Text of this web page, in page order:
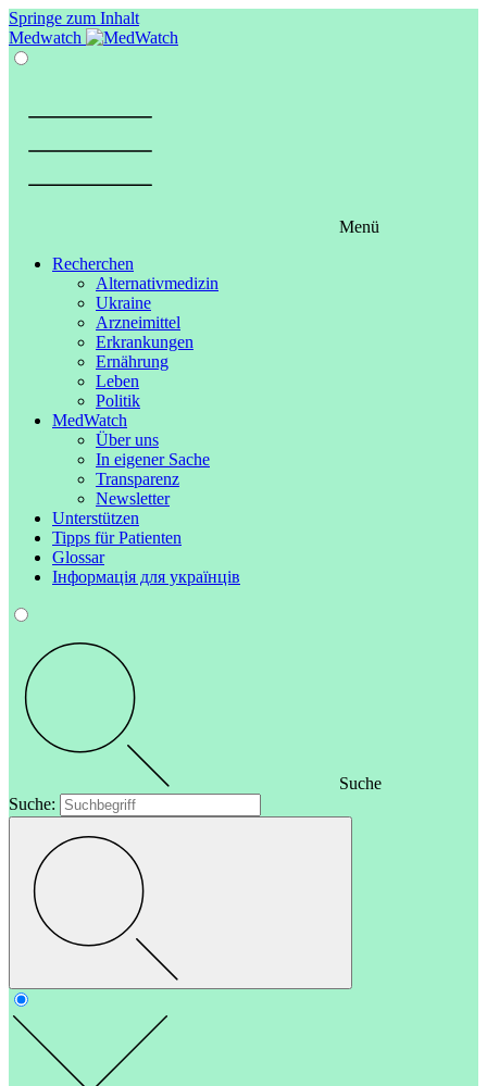
Springe zum Inhalt
Medwatch
Menü
Recherchen
Alternativmedizin
Ukraine
Arzneimittel
Erkrankungen
Ernährung
Leben
Politik
MedWatch
Über uns
In eigener Sache
Transparenz
Newsletter
Unterstützen
Tipps für Patienten
Glossar
Інформація для українців
Suche
Suche: